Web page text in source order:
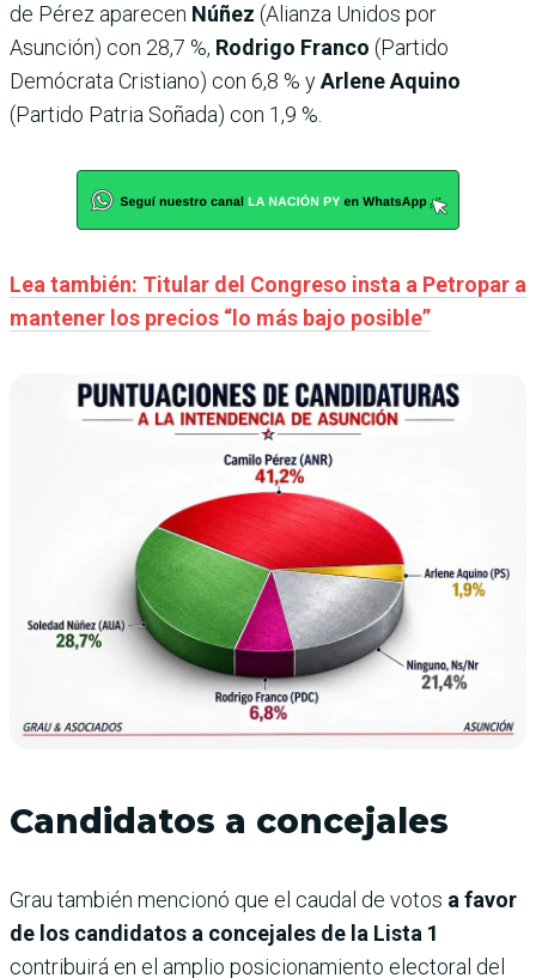
de Pérez aparecen Núñez (Alianza Unidos por
Asunción) con 28,7 %, Rodrigo Franco (Partido
Demócrata Cristiano) con 6,8 % yArlene Aquino
(Partido Patria Soñada) con 1,9 %.
Lea también: Titular del Congreso insta a Petropar a
mantener los precios “lo más bajo posible”
Candidatos a concejales
Grau también mencionó que el caudal de votos a favor
de los candidatos a concejales de la Lista 1
contribuirá en el amplio posicionamiento electoral del